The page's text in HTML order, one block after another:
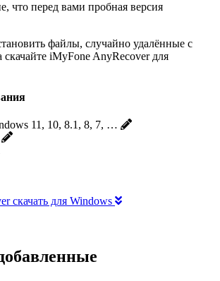
что перед вами пробная версия
файлы, случайно удалённые с
скачайте iMyFone AnyRecover для
11, 10, 8.1, 8, 7, …
скачать для Windows